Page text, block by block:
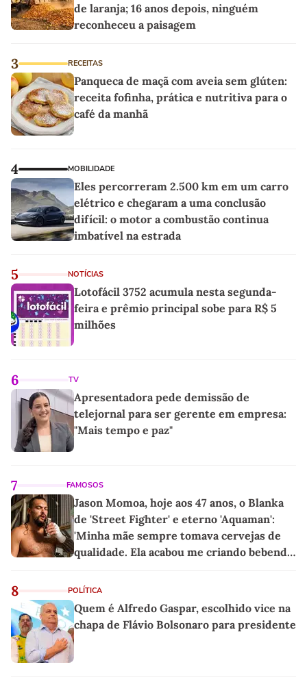
de laranja; 16 anos depois, ninguém
reconheceu a paisagem
3 RECEITAS
Panqueca de maçã com aveia sem glúten:
receita fofinha, prática e nutritiva para o
café da manhã
4 MOBILIDADE
Eles percorreram 2.500 km em um carro
elétrico e chegaram a uma conclusão
difícil: o motor a combustão continua
imbatível na estrada
5 NOTÍCIAS
Lotofácil 3752 acumula nesta segunda-
feira e prêmio principal sobe para R$ 5
milhões
6 TV
Apresentadora pede demissão de
telejornal para ser gerente em empresa:
"Mais tempo e paz"
7 FAMOSOS
Jason Momoa, hoje aos 47 anos, o Blanka
de 'Street Fighter' e eterno 'Aquaman':
'Minha mãe sempre tomava cervejas de
qualidade. Ela acabou me criando bebendo
8 POLÍTICA
Quem é Alfredo Gaspar, escolhido vice na
chapa de Flávio Bolsonaro para presidente